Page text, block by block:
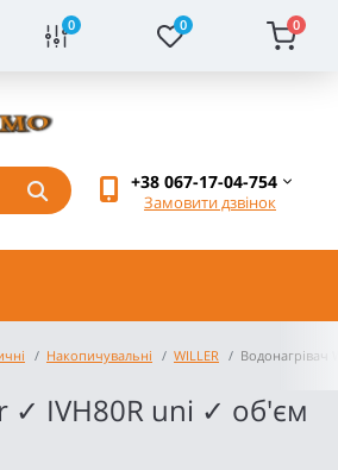
0 0 0
+38 067-17-04-754
Замовити дзвінок
Накопичувальні WILLER Водонагрівач
✓ IVH80R uni ✓ об'єм